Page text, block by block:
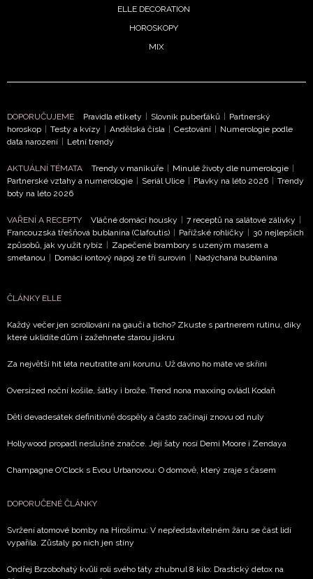
NEWSLETTER
ODESLAT
Přihlášením k newsletteru souhlasíte s
podmínkami společnosti BurdaMedia Extra s.r.o.
potvrzujete, že jste se seznámili seZásadami
ochrany soukromí- BurdaMedia Extra s.r.o. bude s
Vašimi údaji pracovat zejména k organizaci a
informace od našich partnerů? Pokud souhlasíte se
zpracováním údajů k tomuto účelu podle
ELLE DECORATION
HOROSKOPY
MIX
DOPORUČUJEME Pravidla etikety Slovník puberťáků
Partnerský
horoskop
Testy a kvízy Andělská čísla Cestování
Numerologie podle
data narození
Letní trendy
AKTUÁLNÍ TÉMATA Trendy v manikúře Minulé životy dle numerologie
Partnerské vztahy a numerologie
Seriál Ulice Plavky na léto 2026
Trendy
boty na léto 2026
VAŘENÍ A RECEPTY Vláčné domácí housky 7 receptů na salátové zálivky
Francouzská třešňová bublanina (Clafoutis)
Pařížské rohlíčky
30 nejlepších
způsobů, jak využít rybíz
Zapečené brambory s uzeným masem a
smetanou
Domácí iontový nápoj ze tří surovin Nadýchaná bublanina
ČLÁNKY ELLE
Každý večer jen scrollování na gauči a ticho? Zkuste s partnerem rutinu, díky
které uklidíte dům i zažehnete starou jiskru
Za největší hit léta neutratíte ani korunu. Už dávno ho máte ve skříni
Oversized noční košile, šátky i brože. Trend nona maxxing ovládl Kodaň
Děti devadesátek definitivně dospěly a často začínají znovu od nuly
Hollywood propadl neslušné značce. Její šaty nosí Demi Moore i Zendaya
Champagne O'Clock s Evou Urbanovou: O domově, který zraje s časem
DOPORUČENÉ ČLÁNKY
Svržení atomové bomby na Hirošimu: V nepředstavitelném žáru se část lidí
vypařila. Zůstaly po nich jen stíny
Ondřej Brzobohatý kvůli roli svého táty zhubnul 8 kilo: Drastický detox na